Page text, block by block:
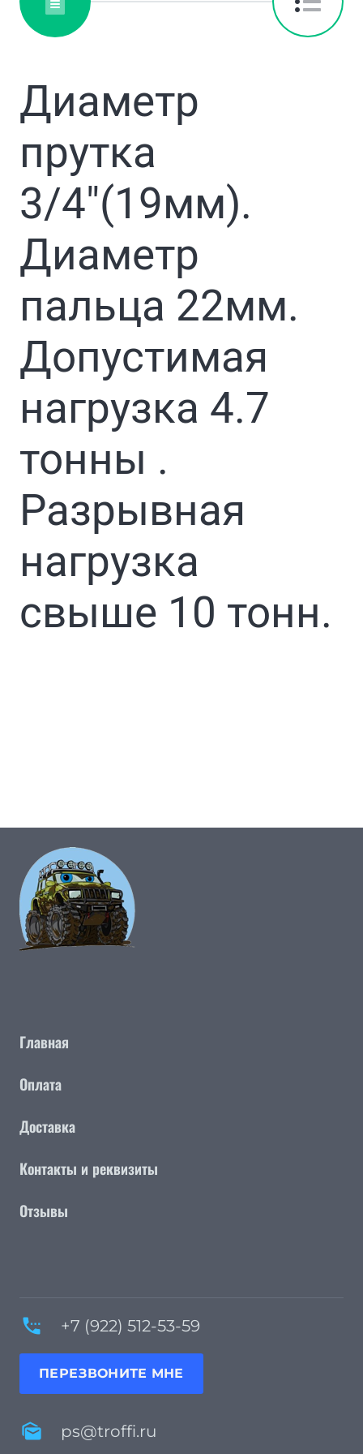
Диаметр
прутка
3/4″(19мм).
Диаметр
пальца 22мм.
Допустимая
нагрузка 4.7
тонны .
Разрывная
нагрузка
свыше 10 тонн.
Главная
Оплата
Доставка
Контакты и реквизиты
Отзывы
settings_phone +7 (922) 512-53-59
ПЕРЕЗВОНИТЕ МНЕ
mark_as_unread ps@troffi.ru